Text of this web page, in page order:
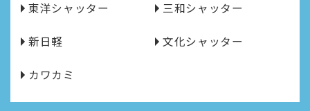
東洋シャッター 三和シャッター
新日軽 文化シャッター
カワカミ